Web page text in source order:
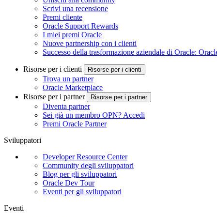
Scrivi una recensione
Premi cliente
Oracle Support Rewards
I miei premi Oracle
Nuove partnership con i clienti
Successo della trasformazione aziendale di Oracle:
Risorse per i clienti Risorse per i clienti
Trova un partner
Oracle Marketplace
Risorse per i partner
Risorse per i partner
Diventa partner
Sei già un membro OPN? Accedi
Premi Oracle Partner
Sviluppatori
Developer Resource Center
Community degli sviluppatori
Blog per gli sviluppatori
Oracle Dev Tour
Eventi per gli sviluppatori
Eventi